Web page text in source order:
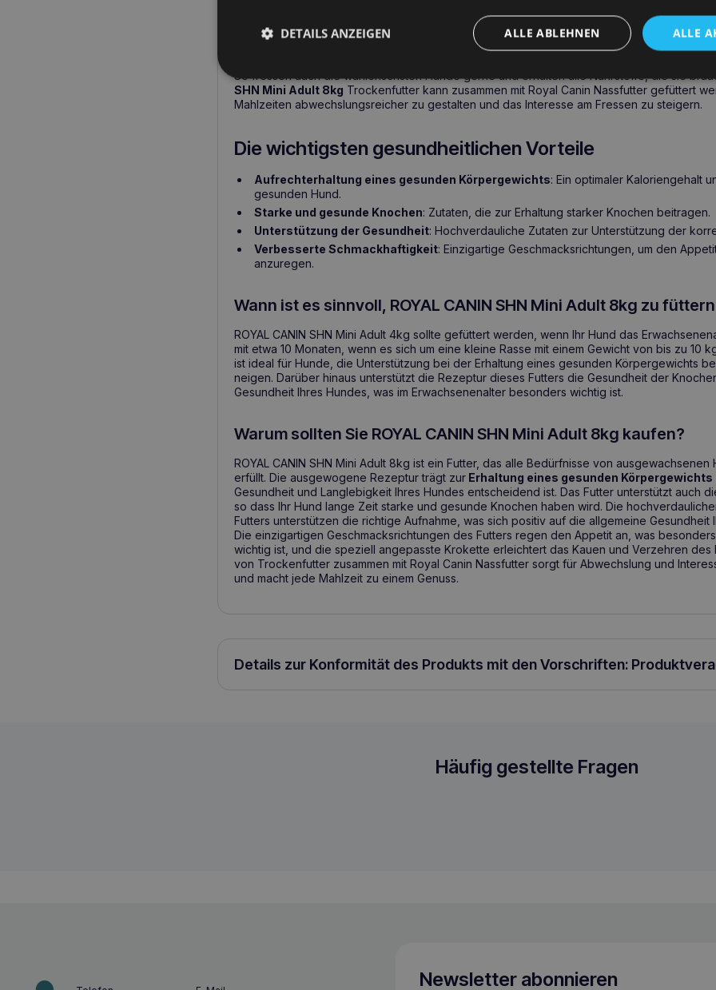
ist ein Futter, das nicht nur ernährungsphysiologisch
auch auf die speziellen Bedürfnisse von Hunden kleiner Rassen abgestimmt ist. Die
Geschmacksrichtungen des Futters regen den Appetit an, was besonders für wählerische
So fressen auch die wählerischsten Hunde gerne und erhalten alle Nährstoffe, die sie
SHN Mini Adult 8kg Trockenfutter kann zusammen mit Royal Canin Nassfutter gefüttert
Mahlzeiten abwechslungsreicher zu gestalten und das Interesse am Fressen zu steigern.
Die wichtigsten gesundheitlichen Vorteile
Aufrechterhaltung eines gesunden Körpergewichts: Ein optimaler Kaloriengehalt
gesunden Hund.
Starke und gesunde Knochen: Zutaten, die zur Erhaltung starker Knochen beitragen.
Unterstützung der Gesundheit: Hochverdauliche Zutaten zur Unterstützung der
Verbesserte Schmackhaftigkeit: Einzigartige Geschmacksrichtungen, um den
anzuregen.
Wann ist es sinnvoll, ROYAL CANIN SHN Mini Adult 8kg zu
ROYAL CANIN SHN Mini Adult 4kg sollte gefüttert werden, wenn Ihr Hund das
mit etwa 10 Monaten, wenn es sich um eine kleine Rasse mit einem Gewicht von bis zu 10
ist ideal für Hunde, die Unterstützung bei der Erhaltung eines gesunden Körpergewichts
neigen. Darüber hinaus unterstützt die Rezeptur dieses Futters die Gesundheit der
Gesundheit Ihres Hundes, was im Erwachsenenalter besonders wichtig ist.
Warum sollten Sie ROYAL CANIN SHN Mini Adult 8kg kaufen?
ROYAL CANIN SHN Mini Adult 8kg ist ein Futter, das alle Bedürfnisse von ausgewachsenen
erfüllt. Die ausgewogene Rezeptur trägt zur Erhaltung eines gesunden Körpergewichts
Gesundheit und Langlebigkeit Ihres Hundes entscheidend ist. Das Futter unterstützt auch
so dass Ihr Hund lange Zeit starke und gesunde Knochen haben wird. Die
Futters unterstützen die richtige Aufnahme, was sich positiv auf die allgemeine Gesundheit
Die einzigartigen Geschmacksrichtungen des Futters regen den Appetit an, was
wichtig ist, und die speziell angepasste Krokette erleichtert das Kauen und Verzehren des
von Trockenfutter zusammen mit Royal Canin Nassfutter sorgt für Abwechslung und
und macht jede Mahlzeit zu einem Genuss.
Details zur Konformität des Produkts mit den Vorschriften:
ROYAL CANIN SHN Mini Adult 8kg Trockenfutter für HundeHäufig gestellte Fragen
Newsletter abonnieren
ALLE
ALLE ABLEHNEN
DETAILS ANZEIGEN